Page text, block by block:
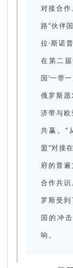
对接合
路”伙伴
拉·斯诺
在第二
国‘一带
俄罗斯
济带与
共赢。”
盟”对接
府的普
合作共
罗斯受
国的冲
响。